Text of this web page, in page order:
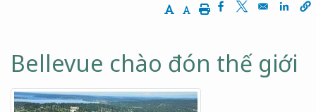
Increase Text Size
Decrease Text Size
PrintOpens in a new
Opens in a
Bellevue chào đón thế giới